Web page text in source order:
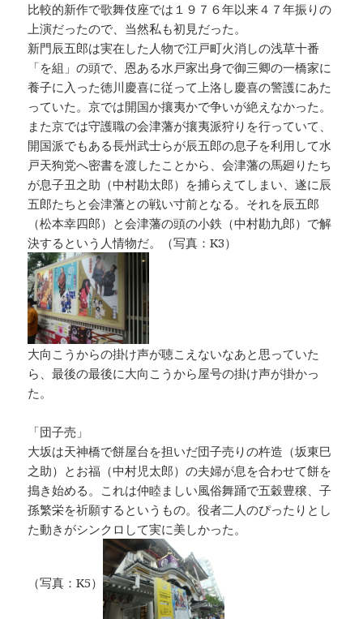
比較的新作で歌舞伎座では１９７６年以来４７年振りの
上演だったので、当然私も初見だった。
新門辰五郎は実在した人物で江戸町火消しの浅草十番
「を組」の頭で、恩ある水戸家出身で御三卿の一橋家に
養子に入った徳川慶喜に従って上洛し慶喜の警護にあた
っていた。京では開国か攘夷かで争いが絶えなかった。
また京では守護職の会津藩が攘夷派狩りを行っていて、
開国派でもある長州武士らが辰五郎の息子を利用して水
戸天狗党へ密書を渡したことから、会津藩の馬廻りたち
が息子丑之助（中村勘太郎）を捕らえてしまい、遂に辰
五郎たちと会津藩との戦い寸前となる。それを辰五郎
（松本幸四郎）と会津藩の頭の小鉄（中村勘九郎）で解
決するという人情物だ。（写真：K3）
大向こうからの掛け声が聴こえないなあと思っていた
ら、最後の最後に大向こうから屋号の掛け声が掛かっ
た。
「団子売」
大坂は天神橋で餅屋台を担いだ団子売りの杵造（坂東巳
之助）とお福（中村児太郎）の夫婦が息を合わせて餅を
搗き始める。これは仲睦ましい風俗舞踊で五穀豊穣、子
孫繁栄を祈願するというもの。役者二人のぴったりとし
た動きがシンクロして実に美しかった。
（写真：K5）